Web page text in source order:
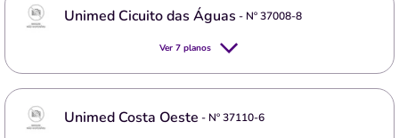
Unimed Cicuito das Águas - Nº37008-8
Ver 7 planos
Unimed Costa Oeste - Nº37110-6